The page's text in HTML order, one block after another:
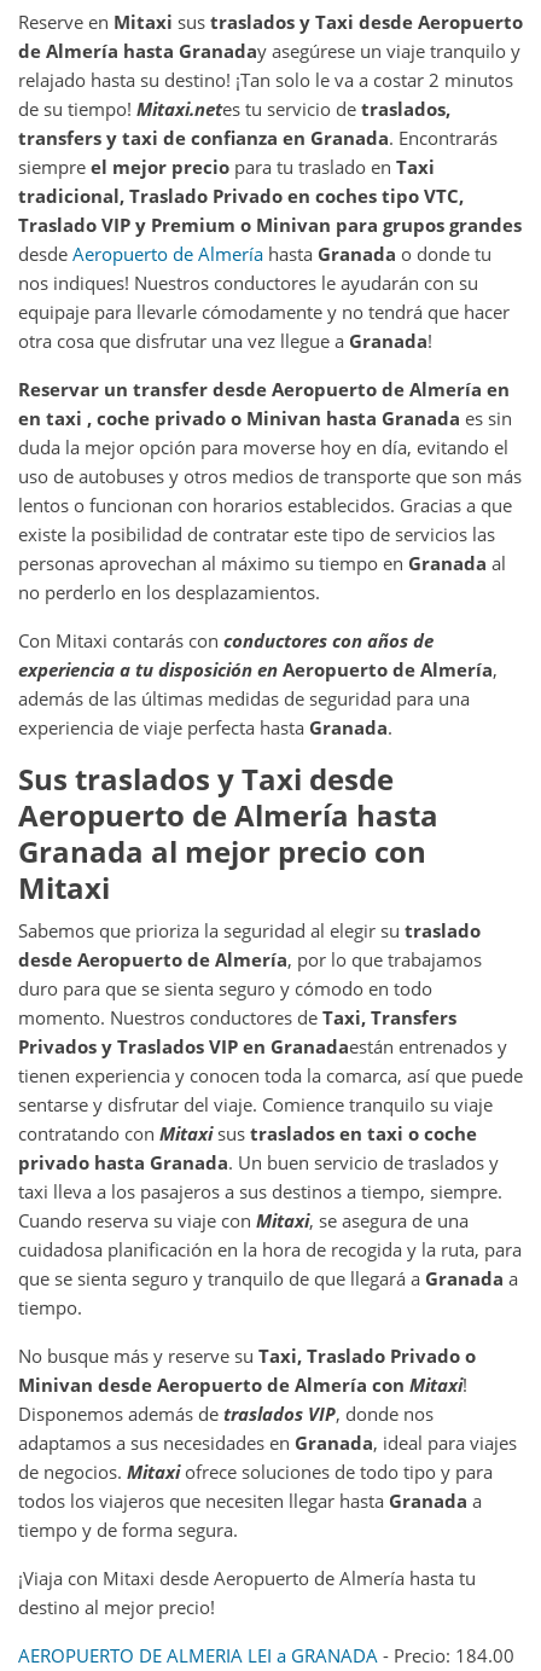
Reserve en Mitaxi sus traslados y Taxi desde Aeropuerto
de Almería hasta Granaday asegúrese un viaje tranquilo y
relajado hasta su destino! ¡Tan solo le va a costar 2 minutos
de su tiempo! Mitaxi.netes tu servicio de traslados,
transfers y taxi de confianza en Granada. Encontrarás
siempre el mejor precio para tu traslado en Taxi
tradicional, Traslado Privado en coches tipo VTC,
Traslado VIP y Premium o Minivan para grupos grandes
desde Aeropuerto de Almería hasta Granada o donde tu
nos indiques! Nuestros conductores le ayudarán con su
equipaje para llevarle cómodamente y no tendrá que hacer
otra cosa que disfrutar una vez llegue a Granada!
Reservar un transfer desde Aeropuerto de Almería en
en taxi , coche privado o Minivan hasta Granada es sin
duda la mejor opción para moverse hoy en día, evitando el
uso de autobuses y otros medios de transporte que son más
lentos o funcionan con horarios establecidos. Gracias a que
existe la posibilidad de contratar este tipo de servicios las
personas aprovechan al máximo su tiempo en Granada al
no perderlo en los desplazamientos.
Con Mitaxi contarás con conductores con años de
experiencia a tu disposición en Aeropuerto de Almería,
además de las últimas medidas de seguridad para una
experiencia de viaje perfecta hasta Granada.
Sus traslados y Taxi desde
Aeropuerto de Almería hasta
Granada al mejor precio con
Mitaxi
Sabemos que prioriza la seguridad al elegir su traslado
desde Aeropuerto de Almería, por lo que trabajamos
duro para que se sienta seguro y cómodo en todo
momento. Nuestros conductores de Taxi, Transfers
Privados y Traslados VIP en Granadaestán entrenados y
tienen experiencia y conocen toda la comarca, así que puede
sentarse y disfrutar del viaje. Comience tranquilo su viaje
contratando con Mitaxisus traslados en taxi o coche
privado hasta Granada. Un buen servicio de traslados y
taxi lleva a los pasajeros a sus destinos a tiempo, siempre.
Cuando reserva su viaje con Mitaxi, se asegura de una
cuidadosa planificación en la hora de recogida y la ruta, para
que se sienta seguro y tranquilo de que llegará a Granada a
tiempo.
No busque más y reserve su Taxi, Traslado Privado o
Minivan desde Aeropuerto de Almería con Mitaxi!
Disponemos además de traslados VIP, donde nos
adaptamos a sus necesidades en Granada, ideal para viajes
de negocios. Mitaxiofrece soluciones de todo tipo y para
todos los viajeros que necesiten llegar hasta Granada a
tiempo y de forma segura.
¡Viaja con Mitaxi desde Aeropuerto de Almería hasta tu
destino al mejor precio!
AEROPUERTO DE ALMERIA LEI a GRANADA - Precio: 184.00